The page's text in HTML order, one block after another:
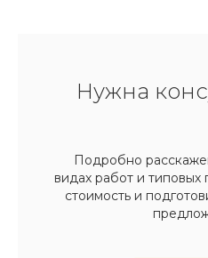
Нужна
Подробно
видах работ и типовых
стоимость и